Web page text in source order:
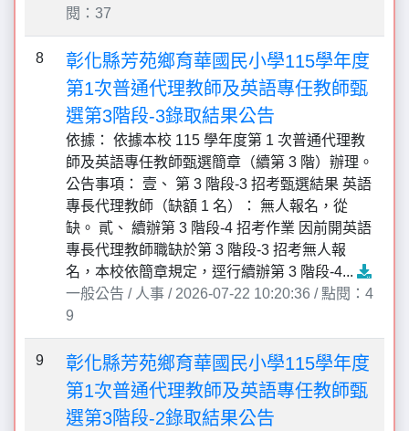
閱：37
8
彰化縣芳苑鄉育華國民小學115學年度
第1次普通代理教師及英語專任教師甄
選第3階段-3錄取結果公告
依據： 依據本校 115 學年度第 1 次普通代理教
師及英語專任教師甄選簡章（續第 3 階）辦理。
公告事項： 壹、 第 3 階段-3 招考甄選結果 英語
專長代理教師（缺額 1 名）： 無人報名，從
缺。 貳、 續辦第 3 階段-4 招考作業 因前開英語
專長代理教師職缺於第 3 階段-3 招考無人報
名，本校依簡章規定，逕行續辦第 3 階段-4...
一般公告 / 人事 / 2026-07-22 10:20:36 / 點閱：4
9
9
彰化縣芳苑鄉育華國民小學115學年度
第1次普通代理教師及英語專任教師甄
選第3階段-2錄取結果公告